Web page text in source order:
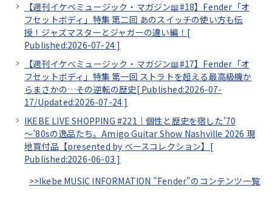
【週刊イケベミュージック・マガジン📖#18】Fender「オ
フセットボディ」特集 第二回 あのスイッチの使い方も伝
授！ジャズマスターとジャガーの違い編！[
Published:2026-07-24 ]
【週刊イケベミュージック・マガジン📖#17】Fender「オ
フセットボディ」特集 第一回 ストラトを超える最高級機か
らまさかの…その逆転の歴史[ Published:2026-07-
17/Updated:2026-07-24 ]
IKEBE LIVE SHOPPING #221｜個性と歴史を宿した’70
～’80sの逸品たち。Amigo Guitar Show Nashville 2026 現
地買付品【presented by ベースコレクション】[
Published:2026-06-03 ]
>>Ikebe MUSIC INFORMATION "Fender"のコンテンツ一覧